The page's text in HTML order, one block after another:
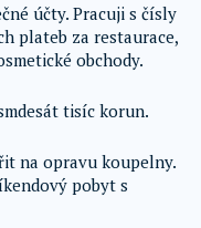
účty. Pracuji s čísly
plateb za restaurace,
obchody.
tisíc korun.
na opravu koupelny.
pobyt s